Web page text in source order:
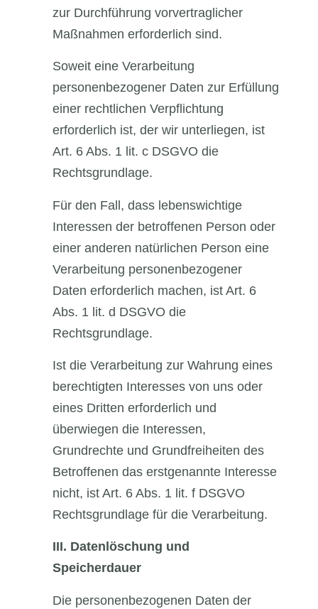
zur Durchführung vorvertraglicher
Maßnahmen erforderlich sind.
Soweit eine Verarbeitung
personenbezogener Daten zur Erfüllung
einer rechtlichen Verpflichtung
erforderlich ist, der wir unterliegen, ist
Art. 6 Abs. 1 lit. c DSGVO die
Rechtsgrundlage.
Für den Fall, dass lebenswichtige
Interessen der betroffenen Person oder
einer anderen natürlichen Person eine
Verarbeitung personenbezogener
Daten erforderlich machen, ist Art. 6
Abs. 1 lit. d DSGVO die
Rechtsgrundlage.
Ist die Verarbeitung zur Wahrung eines
berechtigten Interesses von uns oder
eines Dritten erforderlich und
überwiegen die Interessen,
Grundrechte und Grundfreiheiten des
Betroffenen das erstgenannte Interesse
nicht, ist Art. 6 Abs. 1 lit. f DSGVO
Rechtsgrundlage für die Verarbeitung.
III. Datenlöschung und
Speicherdauer
Die personenbezogenen Daten der